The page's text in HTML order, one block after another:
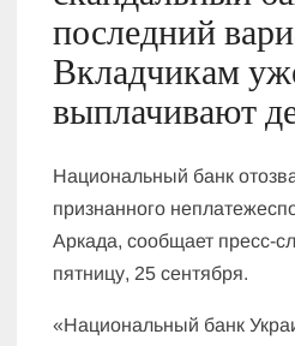
последний
Вкладчикам
выплачивают
Национальный банк
признанного
Аркада, сообщает пресс-
пятницу, 25 сентября.
«Национальный банк